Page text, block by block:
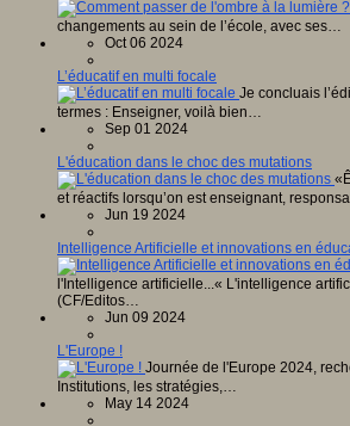
changements au sein de l’école, avec ses…
Oct 06 2024
L’éducatif en multi focale
Je concluais
termes : Enseigner, voilà bien…
Sep 01 2024
L'éducation dans le choc des mutations
et réactifs lorsqu’on est enseignant,
Jun 19 2024
Intelligence Artificielle et innovations en
l'Intelligence artificielle...« L'intelligence
(CF/Editos…
Jun 09 2024
L'Europe !
Journée de l'Europe 2024,
Institutions, les stratégies,…
May 14 2024